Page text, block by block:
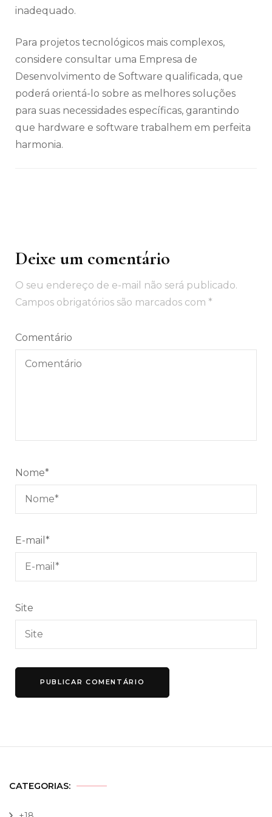
inadequado.
Para projetos tecnológicos mais complexos,
considere consultar uma Empresa de
Desenvolvimento de Software qualificada, que
poderá orientá-lo sobre as melhores soluções
para suas necessidades específicas, garantindo
que hardware e software trabalhem em perfeita
harmonia.
Navegação
post
Deixe um comentário
O seu endereço de e-mail não será publicado.
Campos obrigatórios são marcados com *
Comentário
Nome*
E-mail *
Site
CATEGORIAS: